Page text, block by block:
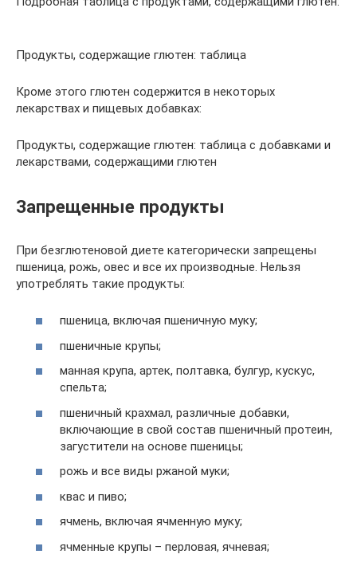
Продукты, содержащие глютен: таблица
Кроме этого глютен содержится в некоторых
лекарствах и пищевых добавках:
Продукты, содержащие глютен: таблица с добавками и
лекарствами, содержащими глютен
Запрещенные продукты
При безглютеновой диете категорически запрещены
пшеница, рожь, овес и все их производные. Нельзя
употреблять такие продукты:
пшеница, включая пшеничную муку;
пшеничные крупы;
манная крупа, артек, полтавка, булгур, кускус,
спельта;
пшеничный крахмал, различные добавки,
включающие в свой состав пшеничный протеин,
загустители на основе пшеницы;
рожь и все виды ржаной муки;
квас и пиво;
ячмень, включая ячменную муку;
ячменные крупы – перловая, ячневая;